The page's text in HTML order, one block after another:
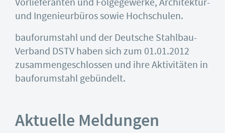
und Ingenieurbüros sowie Hochschulen.
bauforumstahl und der Deutsche Stahlbau-
Verband DSTV haben sich zum 01.01.2012
zusammengeschlossen und ihre Aktivitäten in
bauforumstahl gebündelt.
Aktuelle Meldungen